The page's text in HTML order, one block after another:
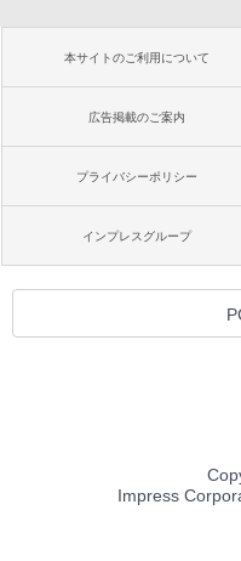
本サイトのご利用について
広告掲載のご案内
プライバシーポリシー
インプレスグループ
Impress